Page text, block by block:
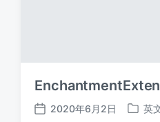
发
2020年6月2日
发
英